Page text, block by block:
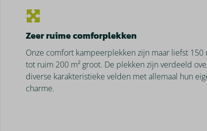
Zeer ruime comforplekken
Onze comfort kampeerplekken zijn maar liefst 150
tot ruim 200 m² groot. De plekken zijn verdeeld
diverse karakteristieke velden met allemaal hun
charme.